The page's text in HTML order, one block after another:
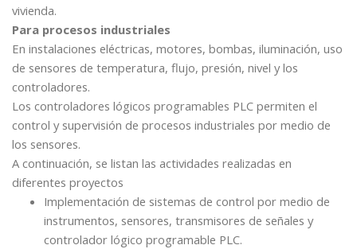
vivienda.
Para procesos industriales
En instalaciones eléctricas, motores, bombas, iluminación, uso
de sensores de temperatura, flujo, presión, nivel y los
controladores.
Los controladores lógicos programables PLC permiten el
control y supervisión de procesos industriales por medio de
los sensores.
A continuación, se listan las actividades realizadas en
diferentes proyectos
Implementación de sistemas de control por medio de
instrumentos, sensores, transmisores de señales y
controlador lógico programable PLC.